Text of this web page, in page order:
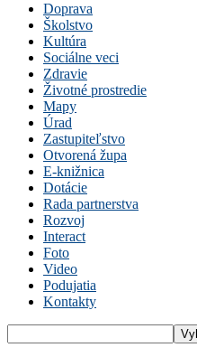
Doprava
Školstvo
Kultúra
Sociálne veci
Zdravie
Životné prostredie
Mapy
Úrad
Zastupiteľstvo
Otvorená župa
E-knižnica
Dotácie
Rada partnerstva
Rozvoj
Interact
Foto
Video
Podujatia
Kontakty